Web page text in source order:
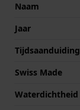
Naam
Jaar
Tijdsaanduiding
Swiss Made
Waterdichtheid